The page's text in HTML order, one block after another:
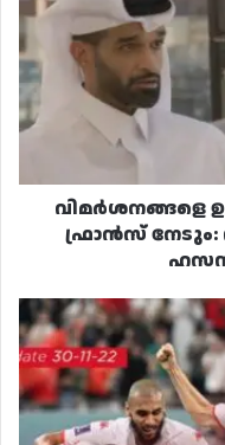
ഉൾക്കൊള്ളുന്നു;
ലോകകപ്പ്
ഫ്രാൻസ്
നേടും:
സുപ്രീം
കമ്മറ്റി
ഹസൻ
അൽ
തവാദി
വിമർശനങ്ങളെ
ഫ്രാൻസ് നേടും:
ഫ്രാൻസിനെ
അട്ടിമറിച്ച്
ടുണീഷ്യ;
എങ്കിലും
പുറത്ത്;
ഡെന്മാർക്കിനെ